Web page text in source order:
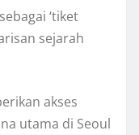
‘tiket
sejarah
akses
utama di Seoul